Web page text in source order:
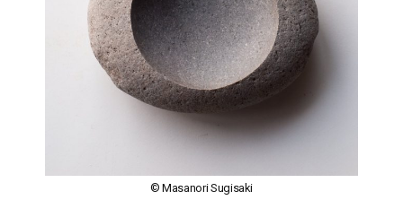
© Masanori Sugisaki